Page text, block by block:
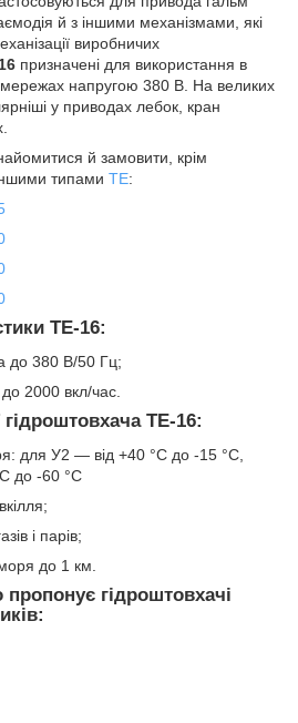
й з іншими механізмами, які
виробничих
призначені для використання в
напругою 380 В. На великих
у приводах лебок, кран
й замовити, крім
типами ТЕ:
ТЕ-16:
до 380 В/50 Гц;
2000 вкл/час.
гідроштовхача ТЕ-16:
для У2 — від +40 °C до -15 °C,
до -60 °C
і парів;
до 1 км.
гідроштовхачі